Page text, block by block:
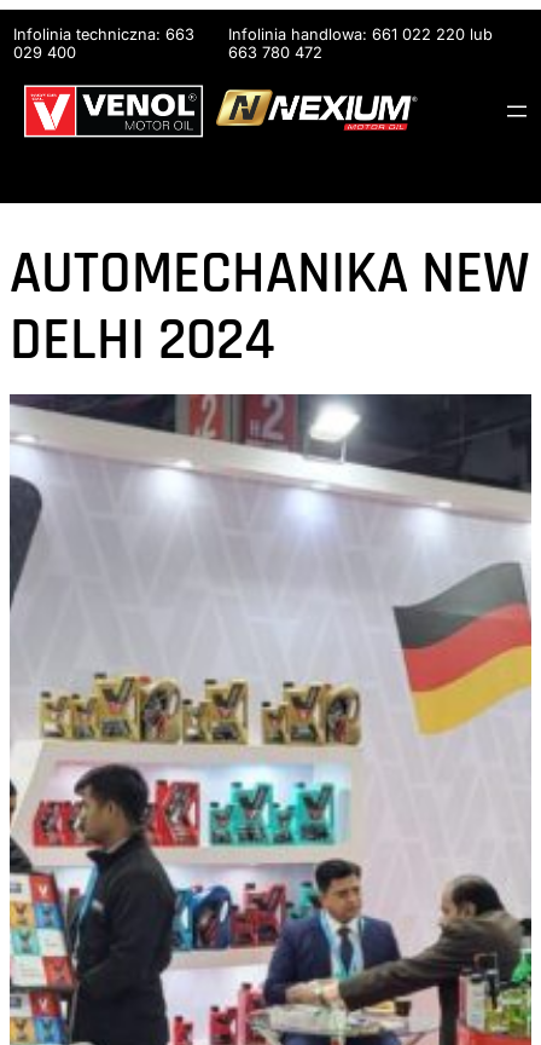
do
treści
Infolinia techniczna: 663
029 400
Infolinia handlowa: 661 022 220 lub
663 780 472
AUTOMECHANIKA NEW
DELHI 2024